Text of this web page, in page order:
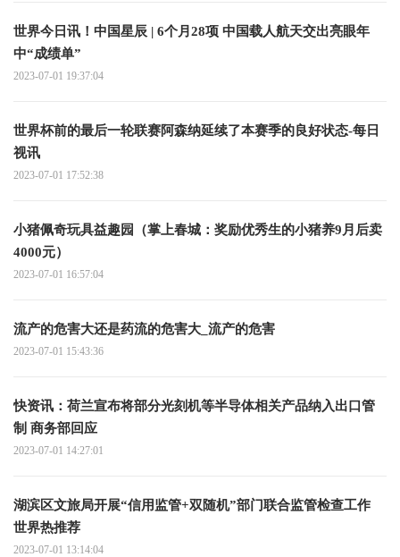
世界今日讯！中国星辰 | 6个月28项 中国载人航天交出亮眼年
中“成绩单”
2023-07-01 19:37:04
世界杯前的最后一轮联赛阿森纳延续了本赛季的良好状态-每日
视讯
2023-07-01 17:52:38
小猪佩奇玩具益趣园（掌上春城：奖励优秀生的小猪养9月后卖
4000元）
2023-07-01 16:57:04
流产的危害大还是药流的危害大_流产的危害
2023-07-01 15:43:36
快资讯：荷兰宣布将部分光刻机等半导体相关产品纳入出口管
制 商务部回应
2023-07-01 14:27:01
湖滨区文旅局开展“信用监管+双随机”部门联合监管检查工作
世界热推荐
2023-07-01 13:14:04